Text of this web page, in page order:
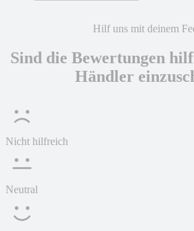
Hilf uns mit deinem
Sind die Bewertungen
Händler
Nicht hilfreich
Neutral